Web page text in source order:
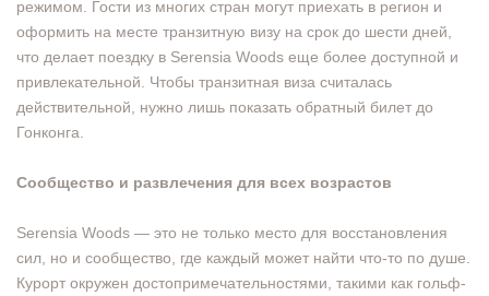
режимом. Гости из многих стран могут приехать в регион и
оформить на месте транзитную визу на срок до шести дней,
что делает поездку в Serensia Woods еще более доступной и
привлекательной. Чтобы транзитная виза считалась
действительной, нужно лишь показать обратный билет до
Гонконга.
Сообщество и развлечения для всех возрастов
Serensia Woods — это не только место для восстановления
сил, но и сообщество, где каждый может найти что-то по душе.
Курорт окружен достопримечательностями, такими как гольф-